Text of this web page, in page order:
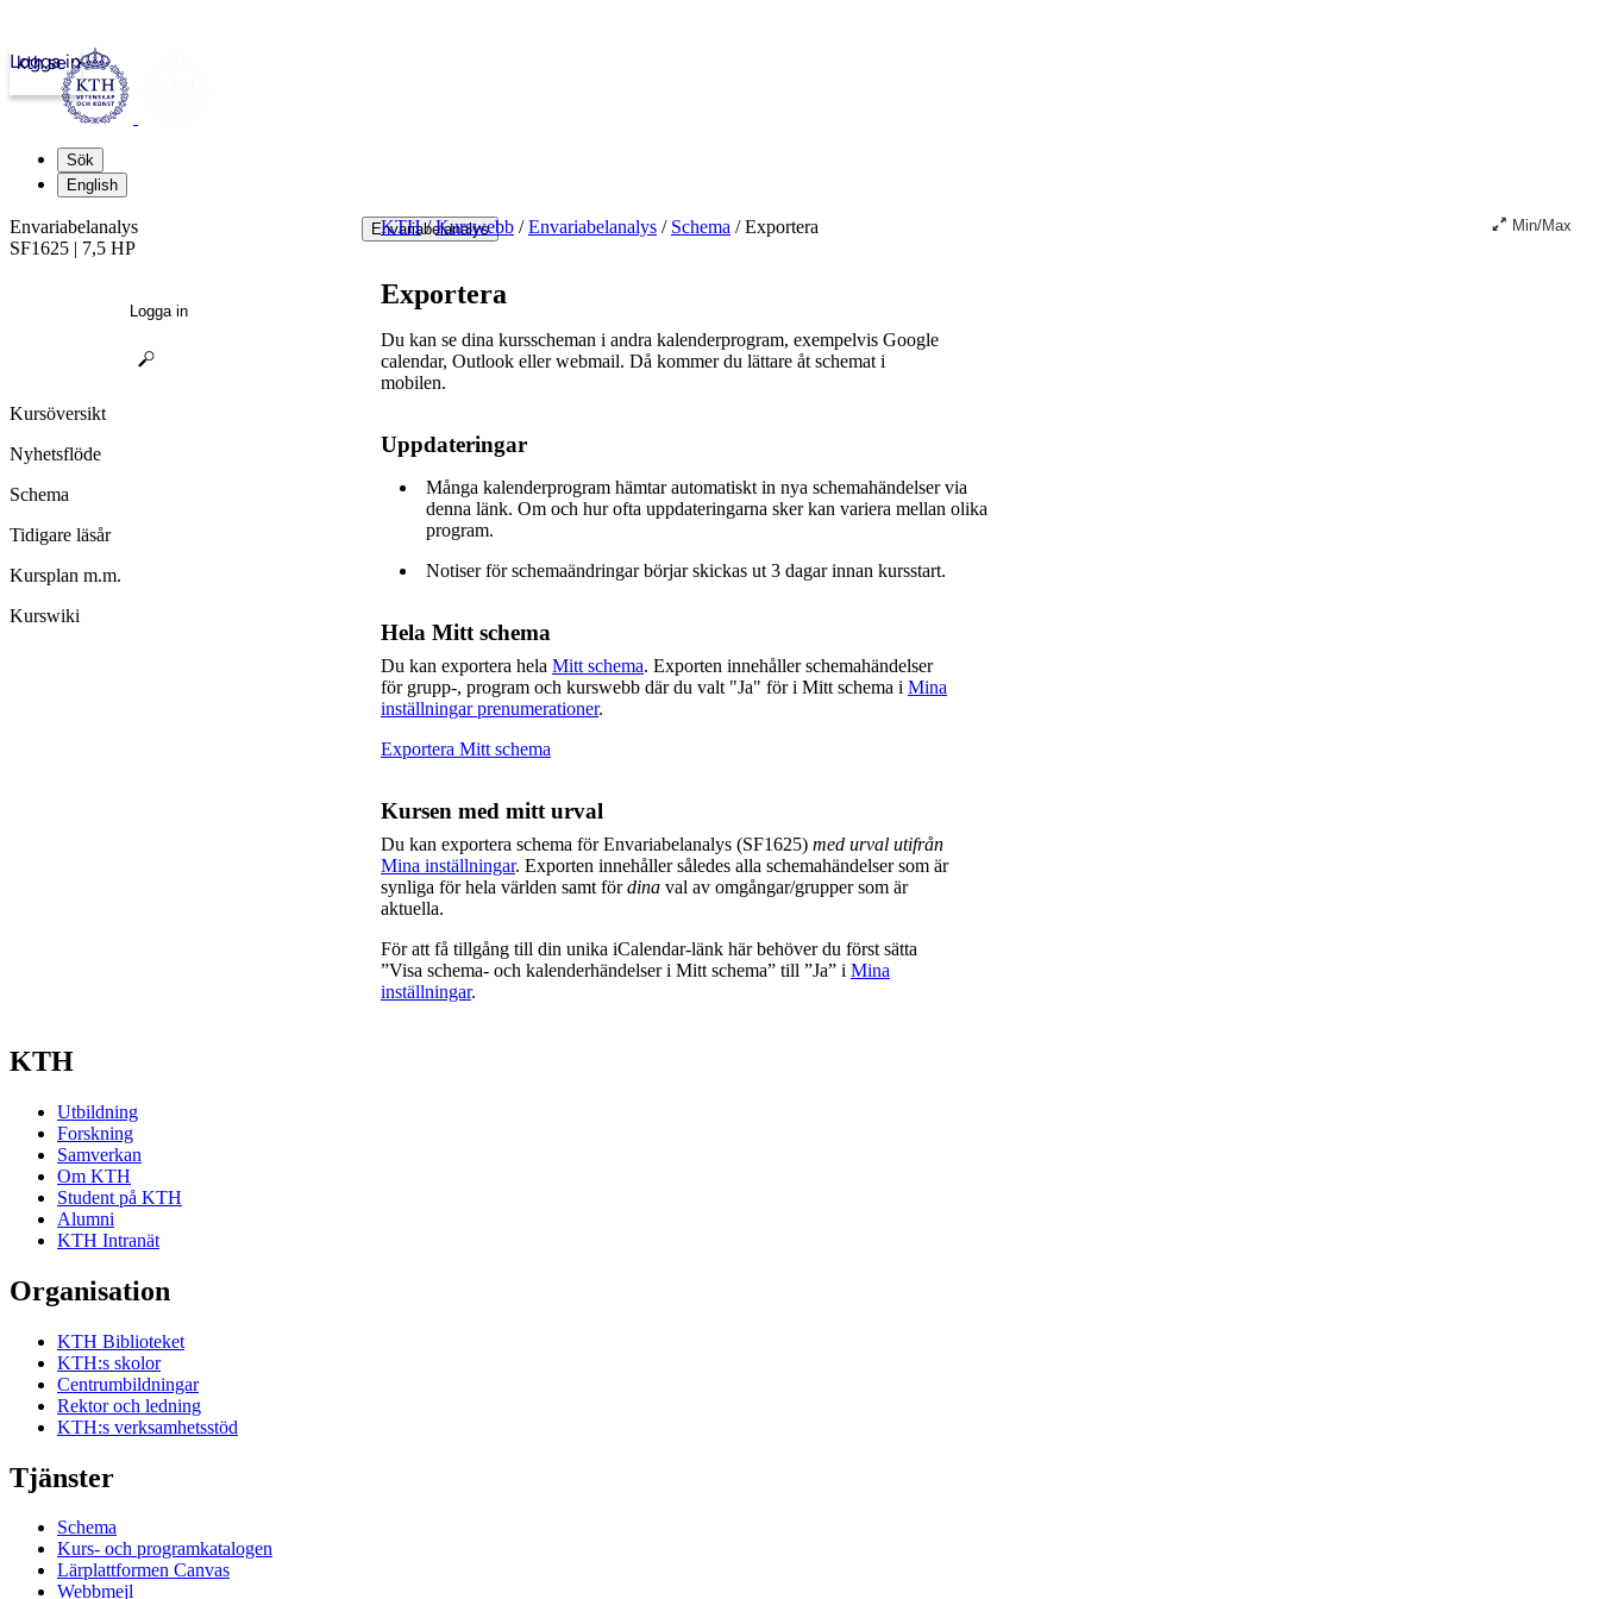
kth.se
Logga in
Sök
English
Envariabelanalys
KTH / Kurswebb / Envariabelanalys / Schema /Exportera Min/Max
Exportera
Du kan se dina kursscheman i andra kalenderprogram, exempelvis Google
calendar, Outlook eller webmail. Då kommer du lättare åt schemat i
mobilen.
Uppdateringar
Många kalenderprogram hämtar automatiskt in nya schemahändelser via
denna länk. Om och hur ofta uppdateringarna sker kan variera mellan olika
program.
Notiser för schemaändringar börjar skickas ut 3 dagar innan kursstart.
Hela Mitt schema
Du kan exportera hela Mitt schema. Exporten innehåller schemahändelser
för grupp-, program och kurswebb där du valt "Ja" för i Mitt schema i Mina
inställningar prenumerationer.
Exportera Mitt schema
Kursen med mitt urval
Du kan exportera schema för Envariabelanalys (SF1625) med urval utifrån
Mina inställningar. Exporten innehåller således alla schemahändelser som är
synliga för hela världen samt fördina val av omgångar/grupper som är
aktuella.
För att få tillgång till din unika iCalendar-länk här behöver du först sätta
”Visa schema- och kalenderhändelser i Mitt schema” till ”Ja” i Mina
inställningar.
Envariabelanalys
SF1625 | 7,5 HP
Logga in
Kursöversikt
Nyhetsflöde
Schema
Tidigare läsår
Kursplan m.m.
Kurswiki
KTH
Utbildning
Forskning
Samverkan
Om KTH
Student på KTH
Alumni
KTH Intranät
Organisation
KTH Biblioteket
KTH:s skolor
Centrumbildningar
Rektor och ledning
KTH:s verksamhetsstöd
Tjänster
Schema
Kurs- och programkatalogen
Lärplattformen Canvas
Webbmejl